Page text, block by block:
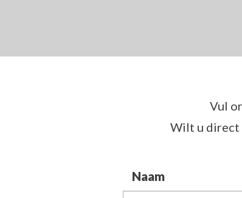
Vul
Wilt u direct
Naam